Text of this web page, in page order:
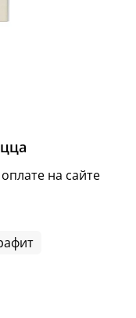
на сайте